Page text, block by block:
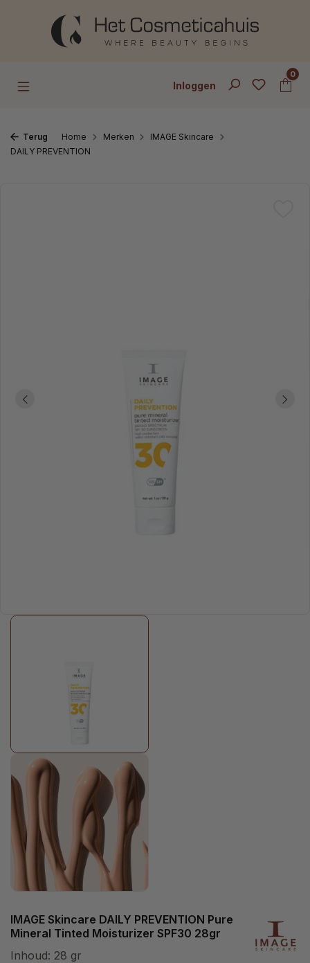
Ga naar de hoofdinhoud
Inloggen
0
Terug Home Merken
IMAGE Skincare
DAILY PREVENTION
IMAGE Skincare DAILY PREVENTION Pure
Mineral Tinted Moisturizer SPF30 28gr
Inhoud: 28 gr